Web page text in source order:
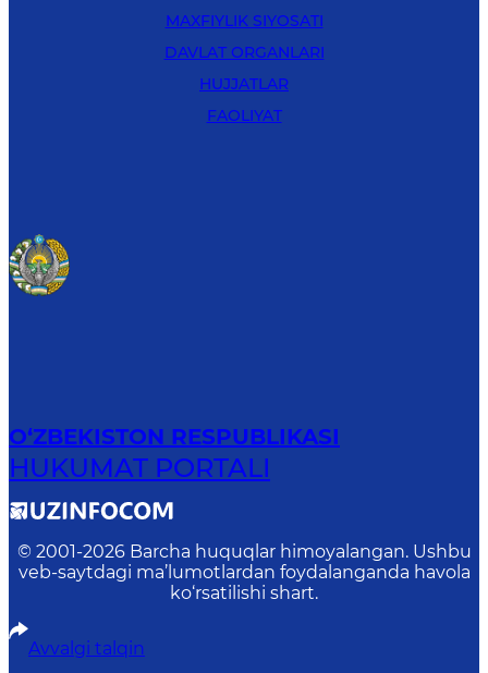
MAXFIYLIK SIYOSATI
DAVLAT ORGANLARI
HUJJATLAR
FAOLIYAT
O‘ZBEKISTON RESPUBLIKASI
HUKUMAT PORTALI
© 2001-2026 Barcha huquqlar himoyalangan. Ushbu
veb-saytdagi ma’lumotlardan foydalanganda havola
ko‘rsatilishi shart.
Avvalgi talqin